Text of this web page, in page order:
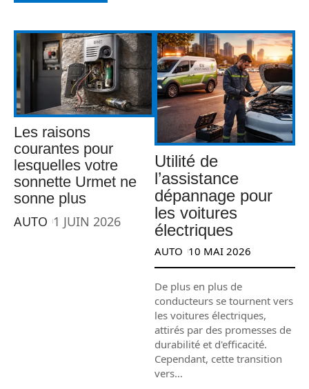
Les raisons
courantes pour
lesquelles votre
sonnette Urmet ne
sonne plus
AUTO 1 JUIN 2026
Utilité de
l’assistance
dépannage pour
les voitures
électriques
AUTO 10 MAI 2026
De plus en plus de
conducteurs se tournent vers
les voitures électriques,
attirés par des promesses de
durabilité et d'efficacité.
Cependant, cette transition
vers…